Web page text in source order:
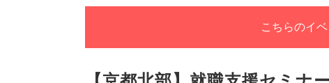
こちらのイ